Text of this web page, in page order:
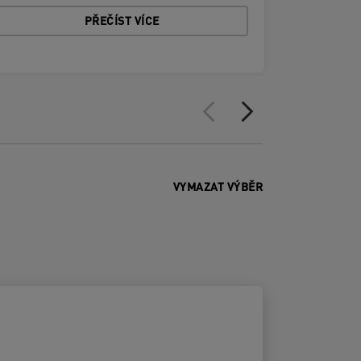
PŘEČÍST VÍCE
VYMAZAT VÝBĚR